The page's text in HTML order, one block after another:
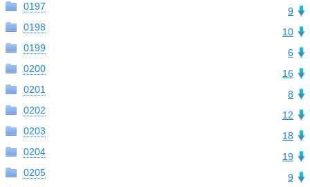
9
0197
10
0198
6
0199
16
0200
8
0201
12
0202
18
0203
19
0204
9
0205